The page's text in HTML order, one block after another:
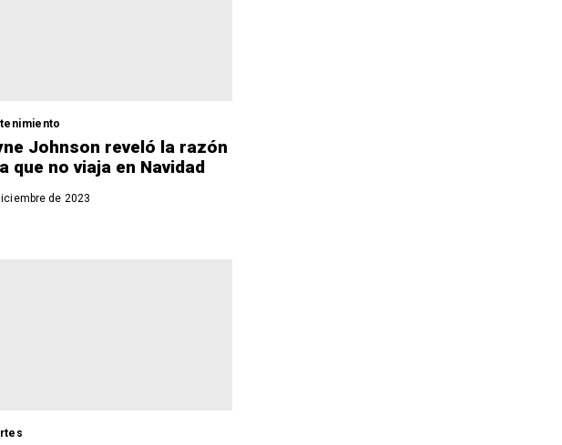
Johnson reveló la razón
que no viaja en Navidad
de 2023